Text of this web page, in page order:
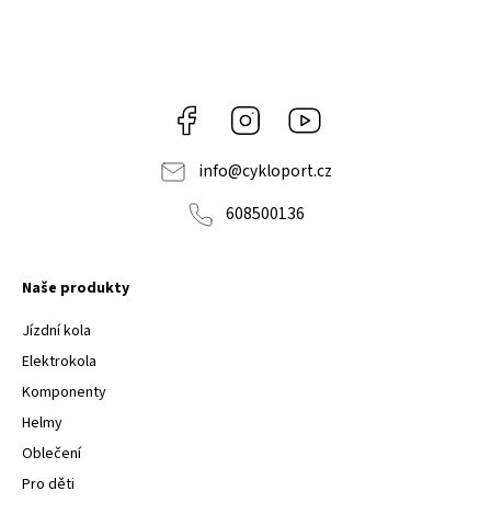
Facebook Instagram
info@cykloport.cz
608500136
Naše produkty
Jízdní kola
Elektrokola
Komponenty
Helmy
Oblečení
Pro děti